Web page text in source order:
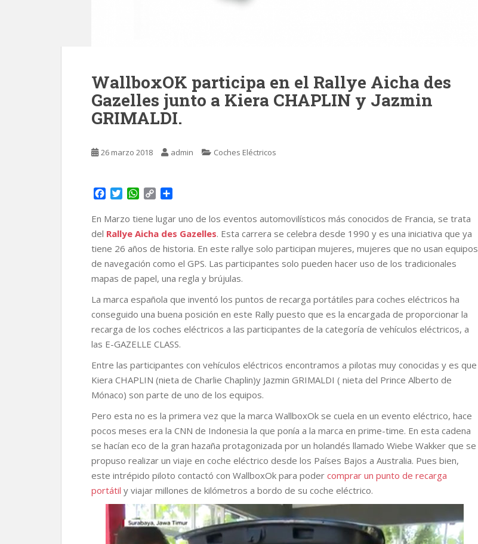
WallboxOK participa en el Rallye Aicha des
Gazelles junto a Kiera CHAPLIN y Jazmin
GRIMALDI.
26 marzo 2018 admin Coches Eléctricos
c
e
b
o
o
k
i
t
t
e
r
W
a
t
s
A
p
p
p
y
L
i
n
k
m
p
a
r
t
i
En Marzo tiene lugar uno de los eventos automovilísticos más conocidos de Francia, se trata
del Rallye Aicha des Gazelles. Esta carrera se celebra desde 1990 y es una iniciativa que ya
tiene 26 años de historia. En este rallye solo participan mujeres, mujeres que no usan equipos
de navegación como el GPS. Las participantes solo pueden hacer uso de los tradicionales
mapas de papel, una regla y brújulas.
La marca española que inventó los puntos de recarga portátiles para coches eléctricos ha
conseguido una buena posición en este Rally puesto que es la encargada de proporcionar la
recarga de los coches eléctricos a las participantes de la categoría de vehículos eléctricos, a
las E-GAZELLE CLASS.
Entre las participantes con vehículos eléctricos encontramos a pilotas muy conocidas y es que
Kiera CHAPLIN (nieta de Charlie Chaplin)y Jazmin GRIMALDI ( nieta del Prince Alberto de
Mónaco) son parte de uno de los equipos.
Pero esta no es la primera vez que la marca WallboxOk se cuela en un evento eléctrico, hace
pocos meses era la CNN de Indonesia la que ponía a la marca en prime-time. En esta cadena
se hacían eco de la gran hazaña protagonizada por un holandés llamado Wiebe Wakker que se
propuso realizar un viaje en coche eléctrico desde los Países Bajos a Australia. Pues bien,
este intrépido piloto contactó con WallboxOk para poder comprar un punto de recarga
portátil y viajar millones de kilómetros a bordo de su coche eléctrico.